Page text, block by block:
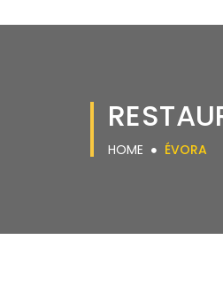
HOME ÉVORA